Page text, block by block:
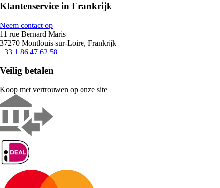
Klantenservice in Frankrijk
Neem contact op
11 rue Bernard Maris
37270 Montlouis-sur-Loire, Frankrijk
+33 1 86 47 62 58
Veilig betalen
Koop met vertrouwen op onze site